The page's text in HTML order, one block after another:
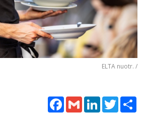
ELTA nuotr. /
Facebook
Gmail LinkedInTwitter